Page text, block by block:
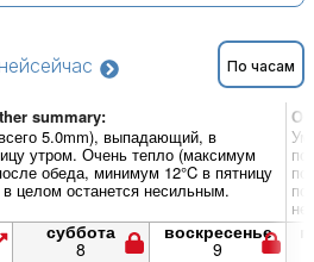
сейчас По часам
summary:
5.0mm), выпадающий, в
утром. Очень тепло (максимум
обеда, минимум 12°C в пятницу
целом останется несильным.
суббота
8
воскресенье
9